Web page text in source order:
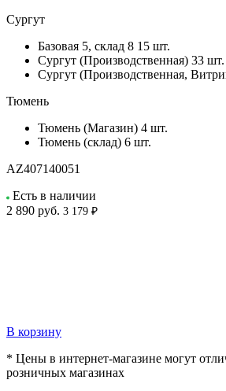
Сургут
Базовая 5, склад 8 15 шт.
Сургут (Производственная) 33 шт.
Сургут (Производственная,
Тюмень
Тюмень (Магазин) 4 шт.
Тюмень (склад) 6 шт.
AZ407140051
Есть в наличии
2 890 руб. 3 179 ₽
В корзину
* Цены в интернет-магазине могут
розничных магазинах